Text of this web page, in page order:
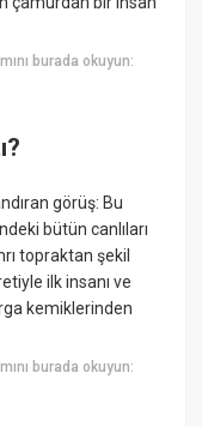
burada okuyun:
görüş: Bu
bütün canlıları
topraktan şekil
ilk insanı ve
kemiklerinden
burada okuyun: